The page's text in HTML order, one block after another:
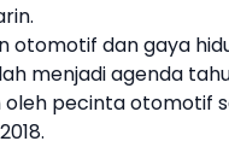
otomotif dan gaya
menjadi agenda
oleh pecinta otomotif